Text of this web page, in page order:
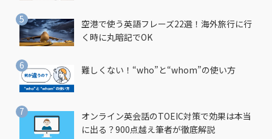
空港で使う英語フレーズ22選！海外旅行に行
く時に丸暗記でOK
難しくない！“who”と“whom”の使い方
オンライン英会話のTOEIC対策で効果は本当
に出る？900点越え筆者が徹底解説